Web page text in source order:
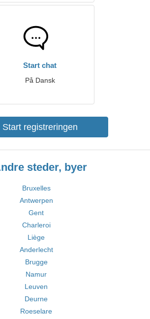
Start chat
På Dansk
Start registreringen
steder, byer
Bruxelles
Antwerpen
Gent
Charleroi
Liège
Anderlecht
Brugge
Namur
Leuven
Deurne
Roeselare